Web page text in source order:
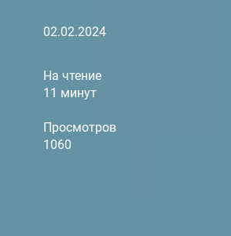
02.02.2024
На чтение
11 минут
Просмотров
1060